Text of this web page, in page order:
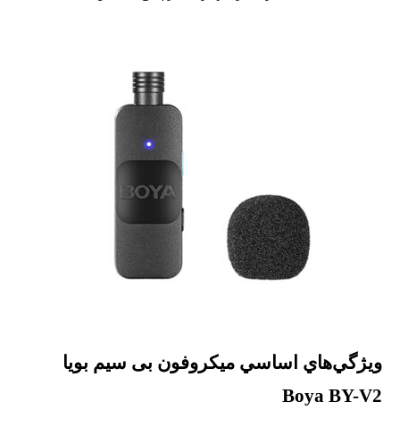
ويژگي‌هاي اساسي میکروفون بی سیم بویا
Boya BY-V2